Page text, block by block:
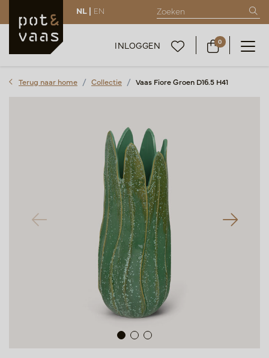
NL | EN
INLOGGEN 0
Terug naar home Collectie Vaas Fiore Groen D16.5 H41